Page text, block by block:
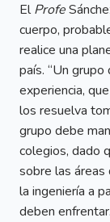
ElProfe
cuerpo,
realice una
país. “Un
experiencia,
los resuelva
grupo debe
colegios, dado
sobre las áreas
la ingeniería a
deben